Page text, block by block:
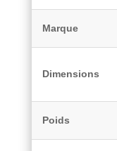
Marque
Dimensions
Poids